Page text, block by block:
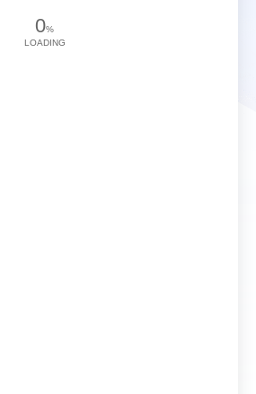
0%
LOADING